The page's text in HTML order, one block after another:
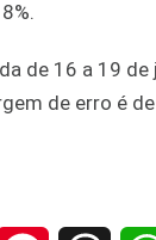
de 16 a 19 de
de erro é